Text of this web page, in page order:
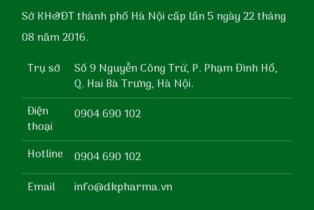
Sở KH&ĐT thành phố Hà Nội cấp lần 5 ngày 22 tháng
08 năm 2016.
Trụ sở
Số 9 Nguyễn Công Trứ, P. Phạm Đình Hổ,
Q. Hai Bà Trưng, Hà Nội.
Điện
thoại
0904 690 102
Hotline
0904 690 102
Email
info@dkpharma.vn